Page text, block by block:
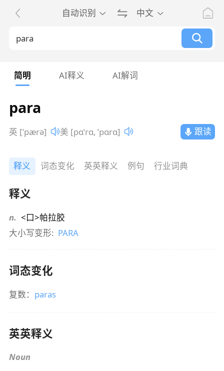
自动识别 中文
简明 AI释义 AI解词
para
英 [ˈpærə] 美 [pɑˈrɑ, ˈpɑrɑ] 跟读
释义 词态变化 英英释义 例句 行业词典
释义
n. <口>帕拉胶
大小写变形: PARA
词态变化
复数： paras
英英释义
Noun